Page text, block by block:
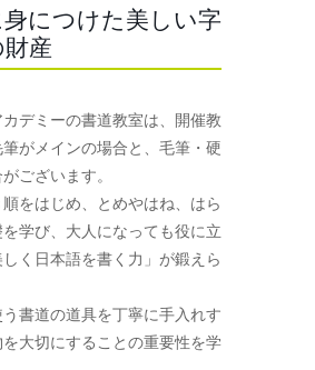
につけた美しい字
産
デミーの書道教室は、開催教
がメインの場合と、毛筆・硬
ございます。
をはじめ、とめやはね、はら
学び、大人になっても役に立
く日本語を書く力」が鍛えら
書道の道具を丁寧に手入れす
大切にすることの重要性を学